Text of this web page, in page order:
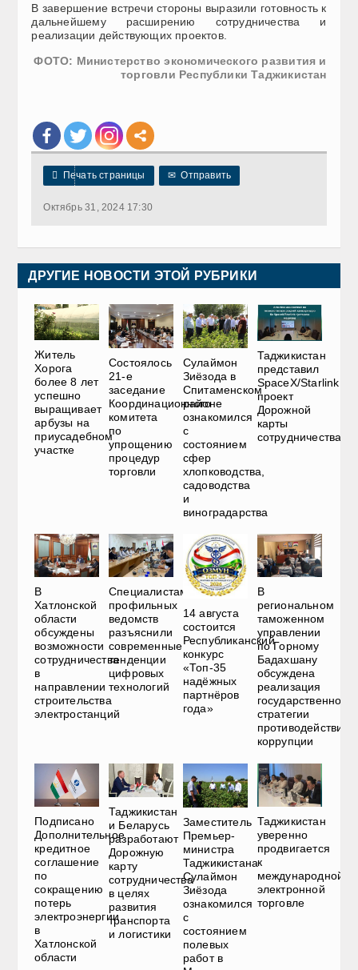
В завершение встречи стороны выразили готовность к
дальнейшему расширению сотрудничества и
реализации действующих проектов.
ФОТО: Министерство экономического развития и
торговли Республики Таджикистан
 Печать страницы ✉ Отправить
Октябрь 31, 2024 17:30
ДРУГИЕ НОВОСТИ ЭТОЙ РУБРИКИ
Житель
Хорога
более 8 лет
успешно
выращивает
арбузы на
приусадебном
участке
Состоялось
21-е
заседание
Координационного
комитета
по
упрощению
процедур
торговли
Сулаймон
Зиёзода в
Спитаменском
районе
ознакомился
с
состоянием
сфер
хлопководства,
садоводства
и
виноградарства
Таджикистан
представил
SpaceX/Starlink
проект
Дорожной
карты
сотрудничества
В
Хатлонской
области
обсуждены
возможности
сотрудничества
в
направлении
строительства
электростанций
Специалистам
профильных
ведомств
разъяснили
современные
тенденции
цифровых
технологий
14 августа
состоится
Республиканский
конкурс
«Топ-35
надёжных
партнёров
года»
В
региональном
таможенном
управлении
по Горному
Бадахшану
обсуждена
реализация
государственной
стратегии
противодействия
коррупции
Подписано
Дополнительное
кредитное
соглашение
по
сокращению
потерь
электроэнергии
в
Хатлонской
области
Таджикистан
и Беларусь
разработают
Дорожную
карту
сотрудничества
в целях
развития
транспорта
и логистики
Заместитель
Премьер-
министра
Таджикистана
Сулаймон
Зиёзода
ознакомился
с
состоянием
полевых
работ в
Таджикистан
уверенно
продвигается
к
международной
электронной
торговле